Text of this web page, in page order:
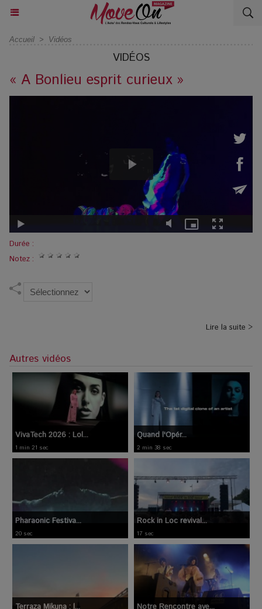
Accueil > Vidéos
VIDÉOS
« A Bonlieu esprit curieux »
Durée :
Notez :
Lire la suite >
Autres vidéos
VivaTech 2026 : Lol...
1 min 21 sec
Quand l'Opér...
2 min 38 sec
Pharaonic Festiva...
20 sec
Rock in Loc revival...
17 sec